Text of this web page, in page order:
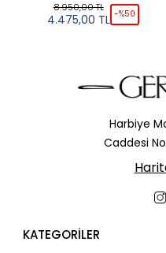
8.950,00TL
4.475,00 TL -%50
Harbiye
Caddesi
KATEGORİLER